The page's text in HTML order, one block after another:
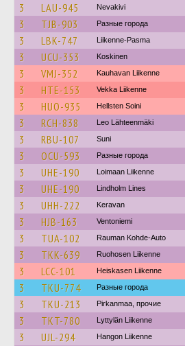
3 LAU-945 Nevakivi
3 TJB-903 Разные города
3 LBK-747 Liikenne-Pasma
3 UCU-353 Koskinen
3 VMJ-352 Kauhavan Liikenne
3 HTE-153 Vekka Liikenne
3 HUO-935 Hellsten Soini
3 RCH-838 Leo Lähteenmäki
3 RBU-107 Suni
3 OCU-593 Разные города
3 UHE-190 Loimaan Liikenne
3 UHE-190 Lindholm Lines
3 UHH-222 Keravan
3 HJB-163 Ventoniemi
3 TUA-102 Rauman Kohde-Auto
3 TKK-639 Ruohosen Liikenne
3 LCC-101 Heiskasen Liikenne
3 TKU-774 Разные города
3 TKU-213 Pirkanmaa, прочие
3 TKT-780 Lyttylän Liikenne
3 UJL-294 Hangon Liikenne